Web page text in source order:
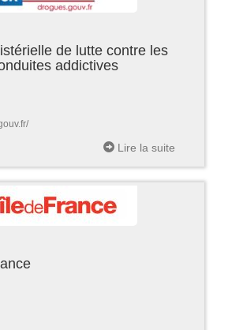
de lutte contre les
addictives
Lire la suite